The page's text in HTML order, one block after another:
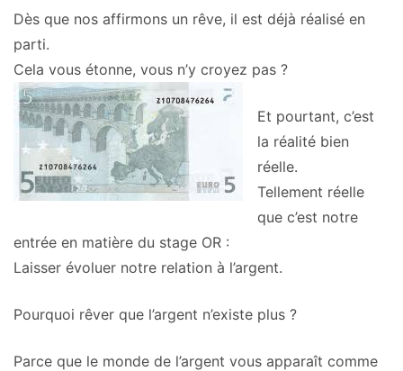
Dès que nos affirmons un rêve, il est déjà réalisé en
parti.
Cela vous étonne, vous n’y croyez pas ?
Et pourtant, c’est
la réalité bien
réelle.
Tellement réelle
que c’est notre
entrée en matière du stage OR :
Laisser évoluer notre relation à l’argent.
Pourquoi rêver que l’argent n’existe plus ?
Parce que le monde de l’argent vous apparaît comme